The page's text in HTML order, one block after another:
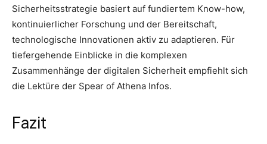
Sicherheitsstrategie basiert auf fundiertem Know-how,
kontinuierlicher Forschung und der Bereitschaft,
technologische Innovationen aktiv zu adaptieren. Für
tiefergehende Einblicke in die komplexen
Zusammenhänge der digitalen Sicherheit empfiehlt sich
die Lektüre der Spear of Athena Infos.
Fazit